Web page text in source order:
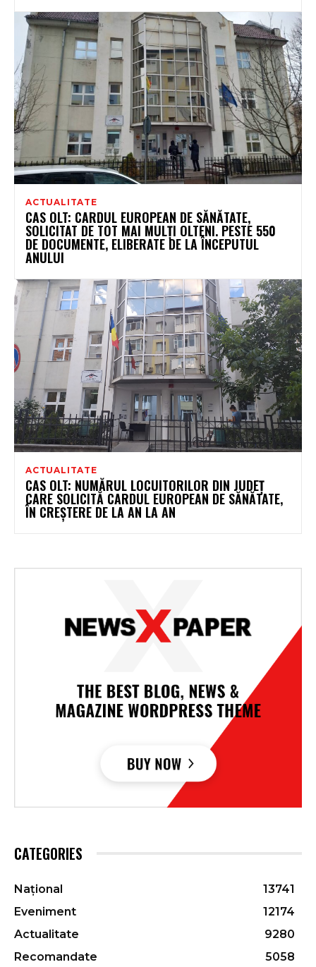
ACTUALITATE
CAS OLT: CARDUL EUROPEAN DE SĂNĂTATE,
SOLICITAT DE TOT MAI MULȚI OLTENI. PESTE 550
DE DOCUMENTE, ELIBERATE DE LA ÎNCEPUTUL
ANULUI
ACTUALITATE
CAS OLT: NUMĂRUL LOCUITORILOR DIN JUDEȚ
CARE SOLICITĂ CARDUL EUROPEAN DE SĂNĂTATE,
ÎN CREȘTERE DE LA AN LA AN
CATEGORIES
Național
13741
Eveniment
12174
Actualitate
9280
Recomandate
5058